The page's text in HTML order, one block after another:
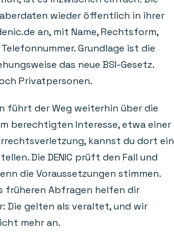
wieder öffentlich in ihrer
an, mit Name, Rechtsform,
Grundlage ist die
das neue BSI-Gesetz.
Privatpersonen.
führt der Weg weiterhin über die
berechtigten Interesse, etwa einer
kannst du dort ein
Die DENIC prüft den Fall und
die Voraussetzungen stimmen.
früheren Abfragen helfen dir
Die gelten als veraltet, und wir
mehr an.